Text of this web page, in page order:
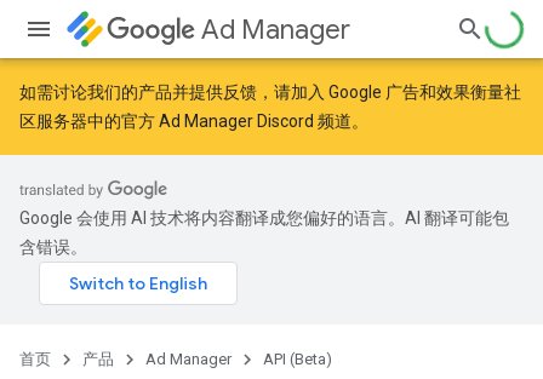
Ad Manager
如需讨论我们的产品并提供反馈，请加入 Google 广告和效果衡量社
区服务器中的官方 Ad Manager Discord 频道。
Google 会使用 AI 技术将内容翻译成您偏好的语言。AI 翻译可能包
含错误。
首页 产品 Ad Manager API (Beta)